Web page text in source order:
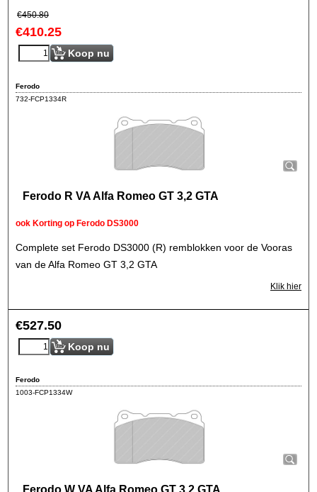
€450.80
€410.25
Koop nu
Ferodo
732-FCP1334R
Ferodo R VA Alfa Romeo GT 3,2 GTA
ook Korting op Ferodo DS3000
Complete set Ferodo DS3000 (R) remblokken voor de Vooras
van de Alfa Romeo GT 3,2 GTA
Klik hier
€527.50
Koop nu
Ferodo
1003-FCP1334W
Ferodo W VA Alfa Romeo GT 3,2 GTA